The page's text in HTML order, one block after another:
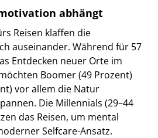
abhängt
Reisen klaffen die
auseinander. Während für 57
Entdecken neuer Orte im
Boomer (49 Prozent)
vor allem die Natur
Die Millennials (29–44
das Reisen, um mental
Selfcare-Ansatz.